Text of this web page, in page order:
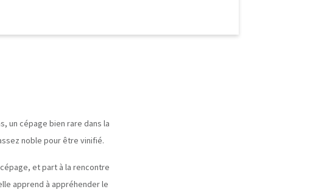
un cépage bien rare dans la
noble pour être vinifié.
et part à la rencontre
apprend à appréhender le